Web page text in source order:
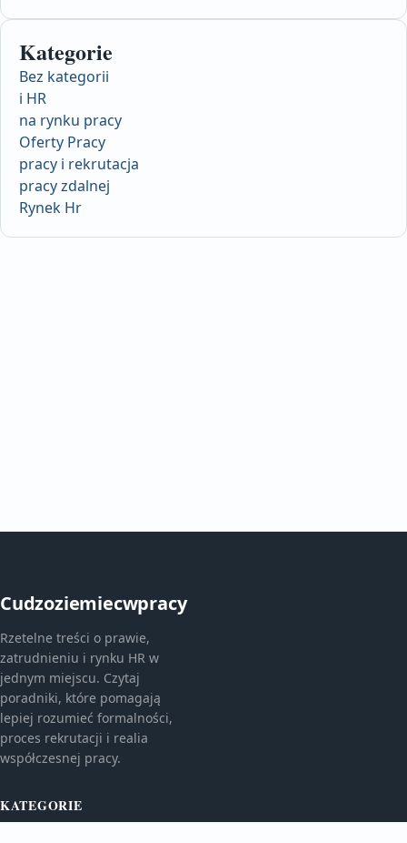
Kategorie
Bez kategorii
i HR
na rynku pracy
Oferty Pracy
pracy i rekrutacja
pracy zdalnej
Rynek Hr
Cudzoziemiecwpracy
Rzetelne treści o prawie,
zatrudnieniu i rynku HR w
jednym miejscu. Czytaj
poradniki, które pomagają
lepiej rozumieć formalności,
proces rekrutacji i realia
współczesnej pracy.
KATEGORIE